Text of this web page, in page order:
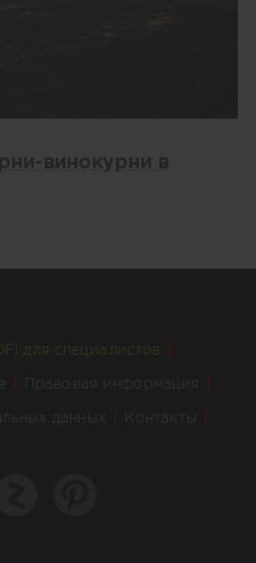
винокурни в
для специалистов
Правовая информация
данных Контакты